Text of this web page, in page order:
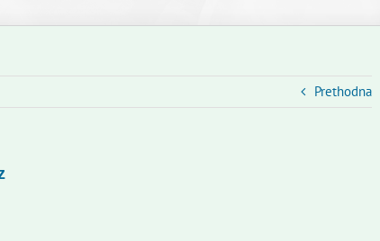
Prethodna